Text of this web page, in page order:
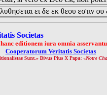
ει δε εκ θεου εστιν
Societas
editionem iura omnia
Cooperatorum Veritatis Societas
Sunt.» Divus Pius X Papa: «Notre